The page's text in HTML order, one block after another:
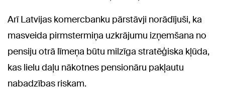
Arī Latvijas komercbanku pārstāvji norādījuši, ka
masveida pirmstermiņa uzkrājumu izņemšana no
pensiju otrā līmeņa būtu milzīga stratēģiska kļūda,
kas lielu daļu nākotnes pensionāru pakļautu
nabadzības riskam.